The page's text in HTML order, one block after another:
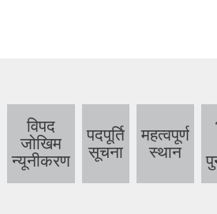
विपद
जोखिम
न्यूनीकरण
पदपूर्ति
सूचना
महत्वपूर्ण
स्थान